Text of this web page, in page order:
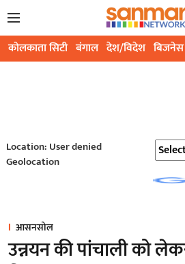
कोलकाता सिटी बंगाल देश/विदेश बिजनेस
Location: User denied
Geolocation
आसनसोल
उन्नयन की पांचाली को